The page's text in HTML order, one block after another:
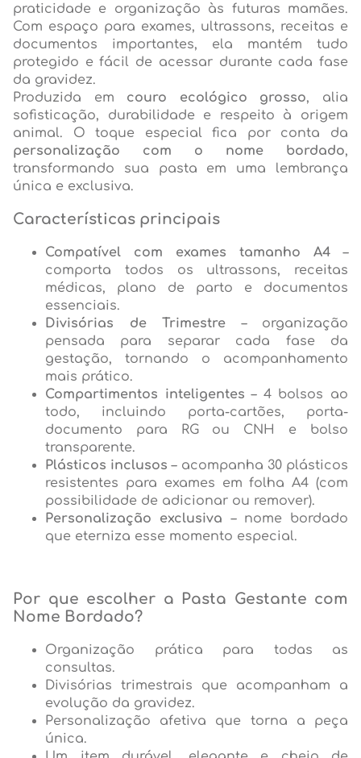
praticidade e organização às futuras mamães.
Com espaço para exames, ultrassons, receitas e
documentos importantes, ela mantém tudo
protegido e fácil de acessar durante cada fase
da gravidez.
Produzida em couro ecológico grosso, alia
sofisticação, durabilidade e respeito à origem
animal. O toque especial fica por conta da
personalização com o nome bordado,
transformando sua pasta em uma lembrança
única e exclusiva.
Características principais
Compatível com exames tamanho A4 –
comporta todos os ultrassons, receitas
médicas, plano de parto e documentos
essenciais.
Divisórias de Trimestre – organização
pensada para separar cada fase da
gestação, tornando o acompanhamento
mais prático.
Compartimentos inteligentes – 4 bolsos ao
todo, incluindo porta-cartões, porta-
documento para RG ou CNH e bolso
transparente.
Plásticos inclusos – acompanha 30 plásticos
resistentes para exames em folha A4 (com
possibilidade de adicionar ou remover).
Personalização exclusiva – nome bordado
que eterniza esse momento especial.
Por que escolher a Pasta Gestante com
Nome Bordado?
Organização prática para todas as
consultas.
Divisórias trimestrais que acompanham a
evolução da gravidez.
Personalização afetiva que torna a peça
única.